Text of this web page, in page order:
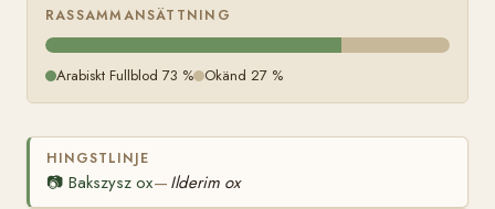
RASSAMMANSÄTTNING
Arabiskt Fullblod 73 % Okänd 27 %
HINGSTLINJE
📷 Bakszysz ox— Ilderim ox